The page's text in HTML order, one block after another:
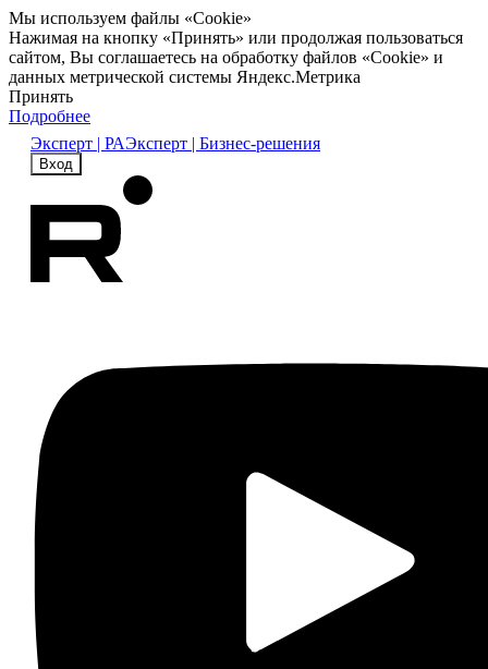
Мы используем файлы «Cookie»
Нажимая на кнопку «Принять» или продолжая пользоваться
сайтом, Вы соглашаетесь на обработку файлов «Cookie» и
данных метрической системы Яндекс.Метрика
Принять
Подробнее
Эксперт | РАЭксперт | Бизнес-решения
Вход